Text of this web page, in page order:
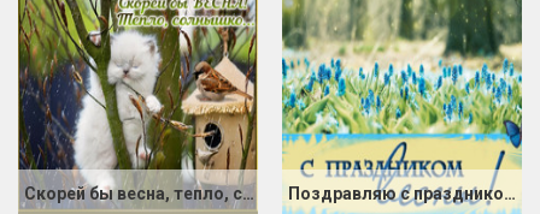
Скорей бы весна, тепло, солнышко. Поздравляю с праздником Весны